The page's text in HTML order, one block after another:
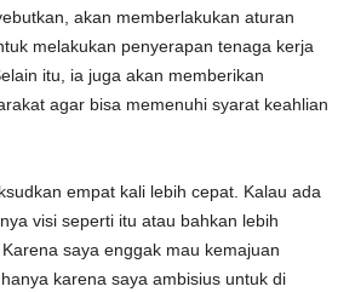
akan memberlakukan aturan
melakukan penyerapan tenaga kerja
itu, ia juga akan memberikan
agar bisa memenuhi syarat keahlian
empat kali lebih cepat. Kalau ada
visi seperti itu atau bahkan lebih
saya enggak mau kemajuan
karena saya ambisius untuk di